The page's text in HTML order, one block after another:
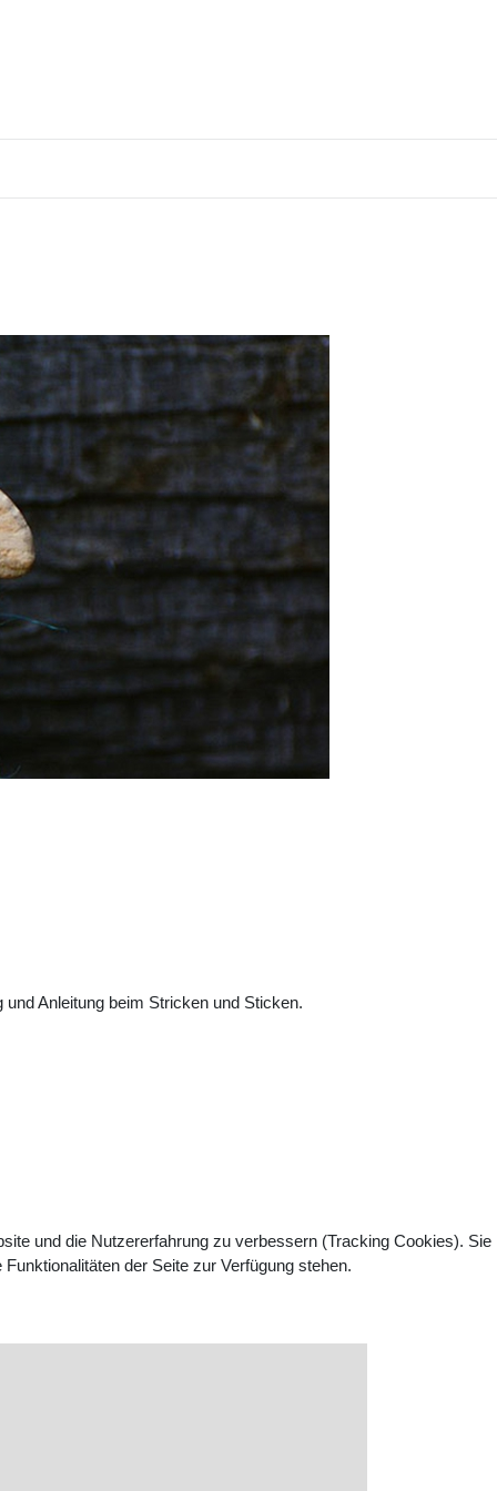
Anleitung beim Stricken und Sticken.
und die Nutzererfahrung zu verbessern (Tracking Cookies). Sie
der Seite zur Verfügung stehen.